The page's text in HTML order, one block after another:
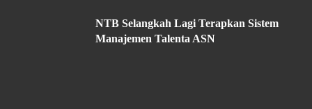
NTB Selangkah Lagi Terapkan Sistem
Manajemen Talenta ASN